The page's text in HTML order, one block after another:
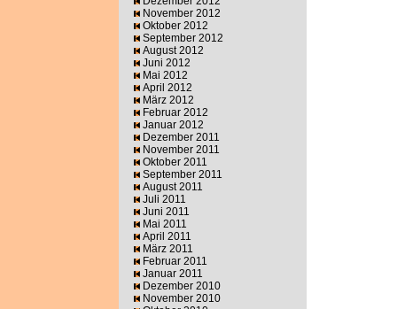
November 2012
Oktober 2012
September 2012
August 2012
Juni 2012
Mai 2012
April 2012
März 2012
Februar 2012
Januar 2012
Dezember 2011
November 2011
Oktober 2011
September 2011
August 2011
Juli 2011
Juni 2011
Mai 2011
April 2011
März 2011
Februar 2011
Januar 2011
Dezember 2010
November 2010